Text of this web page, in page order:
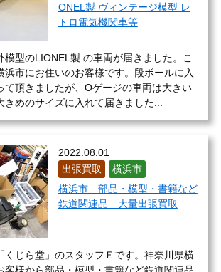
ONEL製 ヴィンテージ模型 レ
トロ電気機関車等
模型のLIONEL製 の車両が届きました。こ
浜市にお住いのお客様です。段ボールに入
て頂きましたが、Oゲージの車両は大きい
きめのサイズに入れて届きました...
2022.08.01
出張買取
横浜市
横浜市 部品・模型・書籍など
鉄道関連品 大量出張買取
くじら堂」のスタッフＥです。神奈川県横